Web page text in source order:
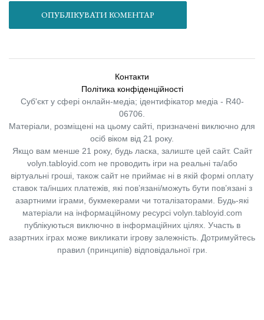
ОПУБЛІКУВАТИ КОМЕНТАР
Контакти
Політика конфіденційності
Суб'єкт у сфері онлайн-медіа; ідентифікатор медіа - R40-
06706.
Матеріали, розміщені на цьому сайті, призначені виключно для
осіб віком від 21 року.
Якщо вам менше 21 року, будь ласка, залиште цей сайт. Сайт
volyn.tabloyid.com не проводить ігри на реальні та/або
віртуальні гроші, також сайт не приймає ні в якій формі оплату
ставок та/інших платежів, які пов’язані/можуть бути пов’язані з
азартними іграми, букмекерами чи тоталізаторами. Будь-які
матеріали на інформаційному ресурсі volyn.tabloyid.com
публікуються виключно в інформаційних цілях. Участь в
азартних іграх може викликати ігрову залежність. Дотримуйтесь
правил (принципів) відповідальної гри.